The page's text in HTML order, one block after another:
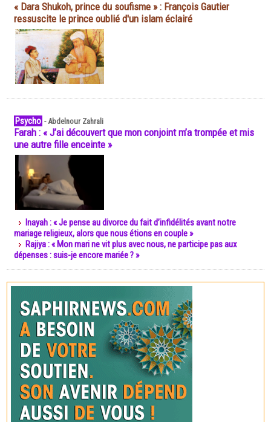
« Dara Shukoh, prince du soufisme » : François Gautier
ressuscite le prince oublié d'un islam éclairé
Psycho -Abdelnour Zahrali
Farah : « J’ai découvert que mon conjoint m’a trompée et mis
une autre fille enceinte »
Inayah : « Je pense au divorce du fait d’infidélités avant notre
mariage religieux, alors que nous étions en couple »
Rajiya : « Mon mari ne vit plus avec nous, ne participe pas aux
dépenses : suis-je encore mariée ? »